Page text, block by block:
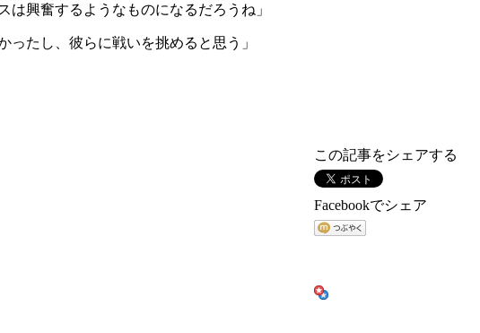
興奮するようなものになるだろうね」
ったし、彼らに戦いを挑めると思う」
この記事をシェアする
Facebookでシェア